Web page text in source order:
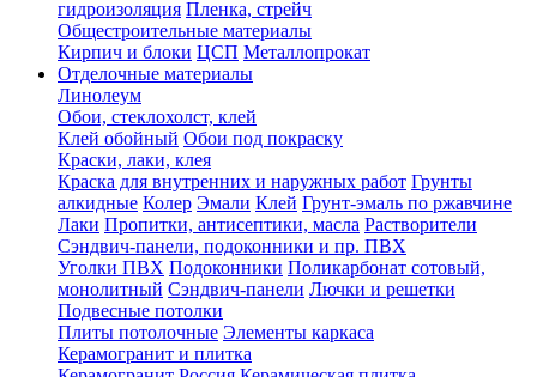
гидроизоляция Пленка, стрейч
Общестроительные материалы
Кирпич и блоки ЦСП Металлопрокат
Отделочные материалы
Линолеум
Обои, стеклохолст, клей
Клей обойный Обои под покраску
Краски, лаки, клея
Краска для внутренних и наружных работ Грунты
алкидные Колер Эмали Клей Грунт-эмаль по ржавчине
Лаки Пропитки, антисептики, масла Растворители
Сэндвич-панели, подоконники и пр. ПВХ
Уголки ПВХ Подоконники Поликарбонат сотовый,
монолитный Сэндвич-панели Лючки и решетки
Подвесные потолки
Плиты потолочные Элементы каркаса
Керамогранит и плитка